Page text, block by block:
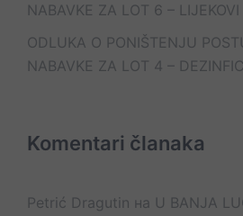
NABAVKE ZA LOT 6 – LIJEKOVI
ODLUKA O PONIŠTENJU
NABAVKE ZA LOT 4 –
Komentari članaka
Petrić Dragutin на U BANJA